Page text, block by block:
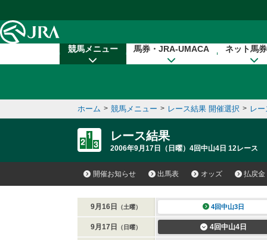
競馬メニュー 馬券・JRA-UMACA ネット馬
ホーム > 競馬メニュー > レース結果 開催選択 > レ
レース結果
2006年9月17日（日曜）4回中山4日 12レース
開催お知らせ 出馬表 オッズ 払戻金
9月16日 （土曜） 4回中山3日
9月17日 （日曜） 4回中山4日